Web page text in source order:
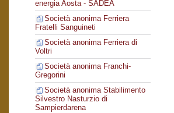
energia Aosta - SADEA
Società anonima Ferriera
Fratelli Sanguineti
Società anonima Ferriera di
Voltri
Società anonima Franchi-
Gregorini
Società anonima Stabilimento
Silvestro Nasturzio di
Sampierdarena